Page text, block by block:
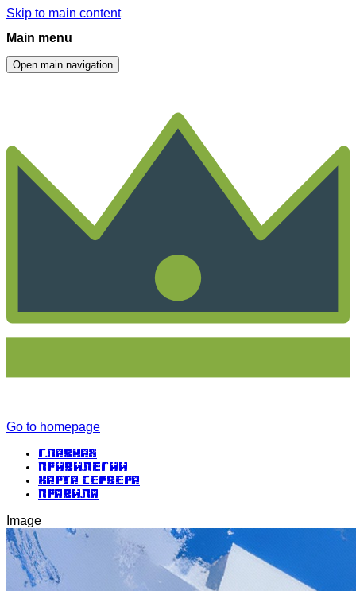
Skip to main content
Main menu
Open main navigation
Go to homepage
Главная
Привилегии
Карта сервера
Правила
Image